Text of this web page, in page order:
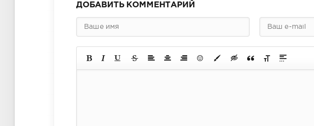
ДОБАВИТЬ КОММЕНТАРИЙ